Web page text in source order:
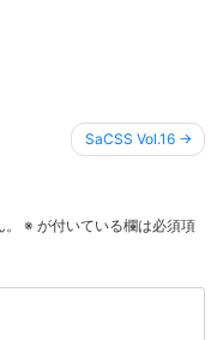
SaCSS Vol.16
※ が付いている欄は必須項